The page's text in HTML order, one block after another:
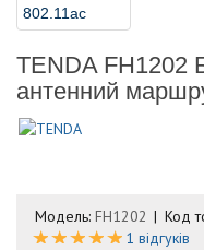
TENDA FH1202
антенний
Модель: FH1202 Код
1 відгуків